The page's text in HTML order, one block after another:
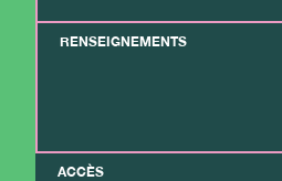
RENSEIGNEMENTS
ACCÈS